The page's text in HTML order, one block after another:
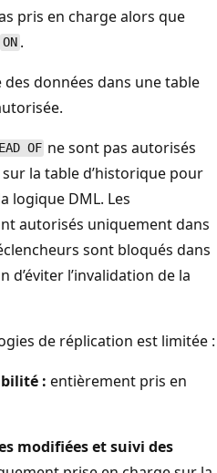
pris en charge alors que
ON.
données dans une table
OF ne sont pas autorisés
la table d’historique pour
logique DML. Les
autorisés uniquement dans
sont bloqués dans
d’éviter l’invalidation de la
de réplication est limitée :
: entièrement pris en
modifiées et suivi des